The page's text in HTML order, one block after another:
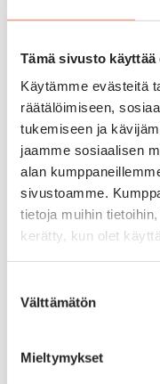
Tämä sivusto käyttää
Käytämme evästeitä
räätälöimiseen,
tukemiseen ja
jaamme sosiaalisen
alan
sivustoamme.
tietoja muihin
kerätty, kun olet
valinta
Välttämätön
Mieltymykset
Kenelle
Kaikenikäiset
Hae lomaa
Avaa loman
Joululoma
Loma-aika